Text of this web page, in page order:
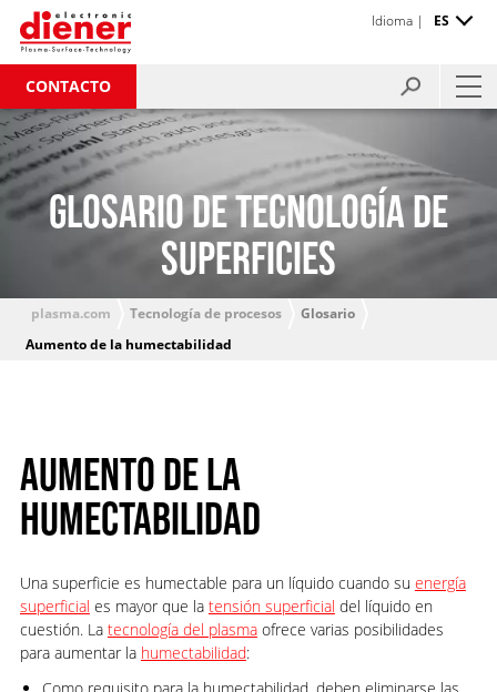
CONTACTO
Idioma | ES
GLOSARIO DE TECNOLOGÍA DE
SUPERFICIES
plasma.com Tecnología de procesos
Glosario
Aumento de la humectabilidad
AUMENTO DE LA
HUMECTABILIDAD
Una superficie es humectable para un líquido cuando su energía
superficial es mayor que la tensión superficial del líquido en
cuestión. La tecnología del plasmaofrece varias posibilidades
para aumentar la humectabilidad: